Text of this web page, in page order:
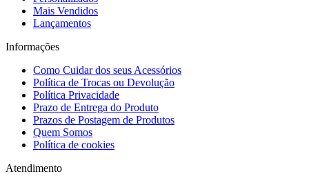
Mais Vendidos
Lançamentos
Informações
Como Cuidar dos seus Acessórios
Política de Trocas ou Devolução
Política Privacidade
Prazo de Entrega do Produto
Prazos de Postagem de Produtos
Quem Somos
Política de cookies
Atendimento